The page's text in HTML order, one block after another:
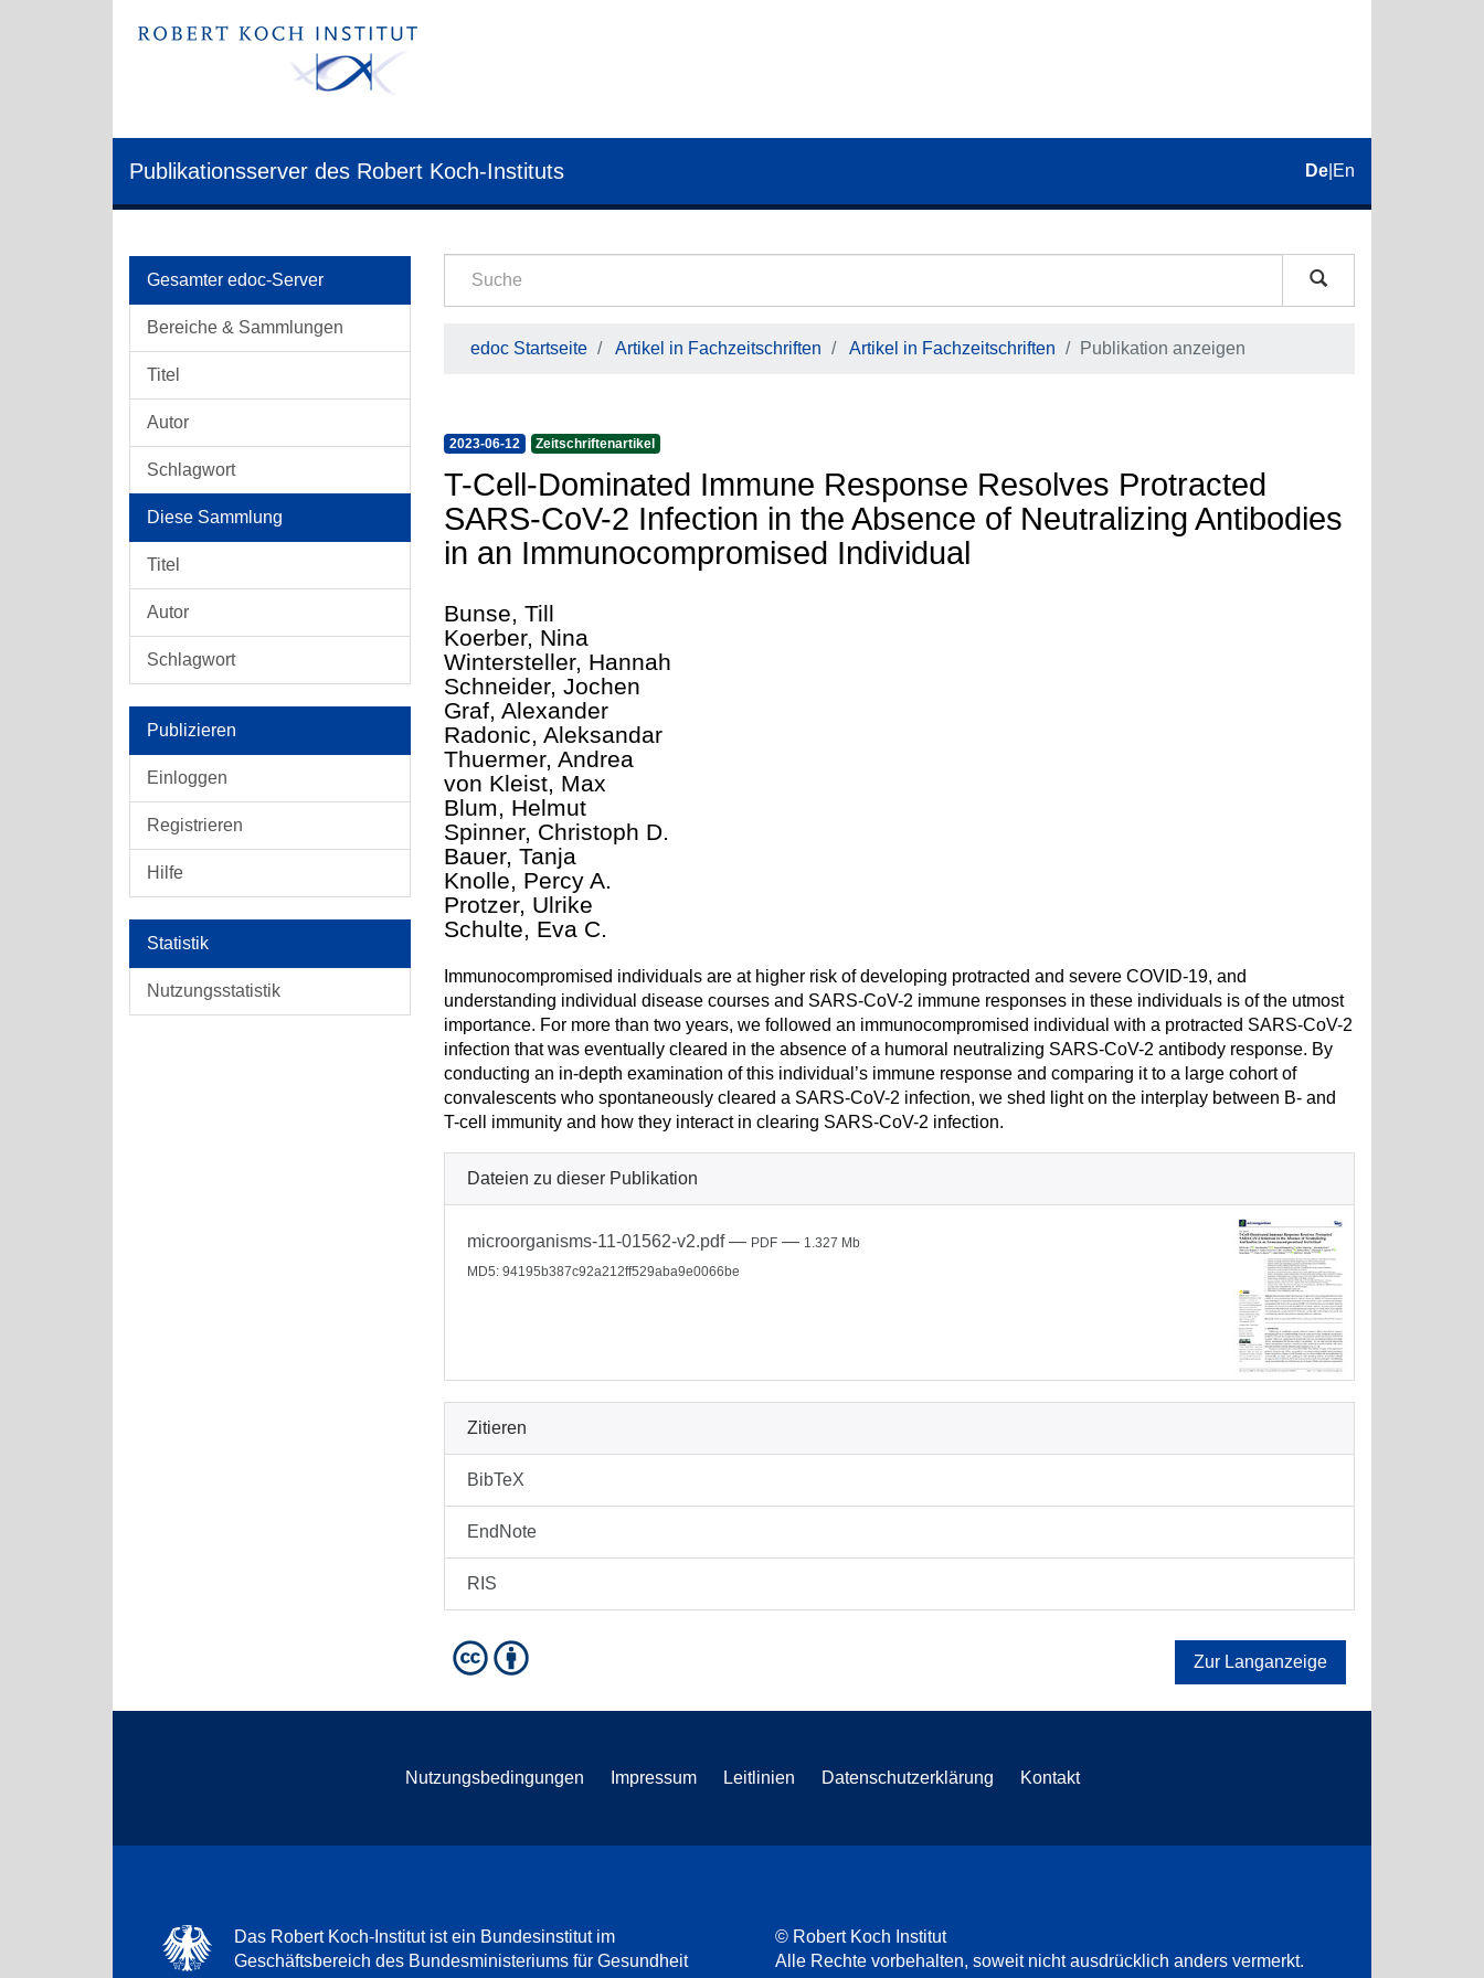
Publikationsserver des Robert Koch-Instituts De En
Gesamter edoc-Server
Bereiche & Sammlungen
Titel
Autor
Schlagwort
Diese Sammlung
Titel
Autor
Schlagwort
Publizieren
Einloggen
Registrieren
Hilfe
Statistik
Nutzungsstatistik
edoc Startseite Artikel in Fachzeitschriften Artikel in Fachzeitschriften Publikation anzeigen
2023-06-12 Zeitschriftenartikel
T-Cell-Dominated Immune Response Resolves Protracted
SARS-CoV-2 Infection in the Absence of Neutralizing Antibodies
in an Immunocompromised Individual
Bunse, Till
Koerber, Nina
Wintersteller, Hannah
Schneider, Jochen
Graf, Alexander
Radonic, Aleksandar
Thuermer, Andrea
von Kleist, Max
Blum, Helmut
Spinner, Christoph D.
Bauer, Tanja
Knolle, Percy A.
Protzer, Ulrike
Schulte, Eva C.
Immunocompromised individuals are at higher risk of developing protracted and severe COVID-19, and
understanding individual disease courses and SARS-CoV-2 immune responses in these individuals is of the utmost
importance. For more than two years, we followed an immunocompromised individual with a protracted SARS-CoV-2
infection that was eventually cleared in the absence of a humoral neutralizing SARS-CoV-2 antibody response. By
conducting an in-depth examination of this individual’s immune response and comparing it to a large cohort of
convalescents who spontaneously cleared a SARS-CoV-2 infection, we shed light on the interplay between B- and
T-cell immunity and how they interact in clearing SARS-CoV-2 infection.
Dateien zu dieser Publikation
microorganisms-11-01562-v2.pdf— PDF — 1.327 Mb
MD5: 94195b387c92a212ff529aba9e0066be
Zitieren
BibTeX
EndNote
RIS
Zur Langanzeige
Nutzungsbedingungen Impressum Leitlinien Datenschutzerklärung Kontakt
Das Robert Koch-Institut ist ein Bundesinstitut im
Geschäftsbereich des Bundesministeriums für Gesundheit
© Robert Koch Institut
Alle Rechte vorbehalten, soweit nicht ausdrücklich anders vermerkt.